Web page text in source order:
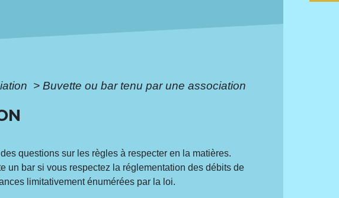
> Buvette ou bar tenu par une association
questions sur les règles à respecter en la matières.
un bar si vous respectez la réglementation des débits de
limitativement énumérées par la loi.